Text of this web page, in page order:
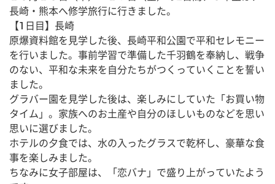
長崎・熊本へ修学旅行に行きました。
【1日目】長崎
原爆資料館を見学した後、長崎平和公園で平和セレモニー
を行いました。事前学習で準備した千羽鶴を奉納し、戦争
のない、平和な未来を自分たちがつくっていくことを誓い
ました。
グラバー園を見学した後は、楽しみにしていた「お買い物
タイム」。家族へのお土産や自分のほしいものなどを思い
思いに選びました。
ホテルの夕食では、水の入ったグラスで乾杯し、豪華な食
事を楽しみました。
ちなみに女子部屋は、「恋バナ」で盛り上がっていたよう